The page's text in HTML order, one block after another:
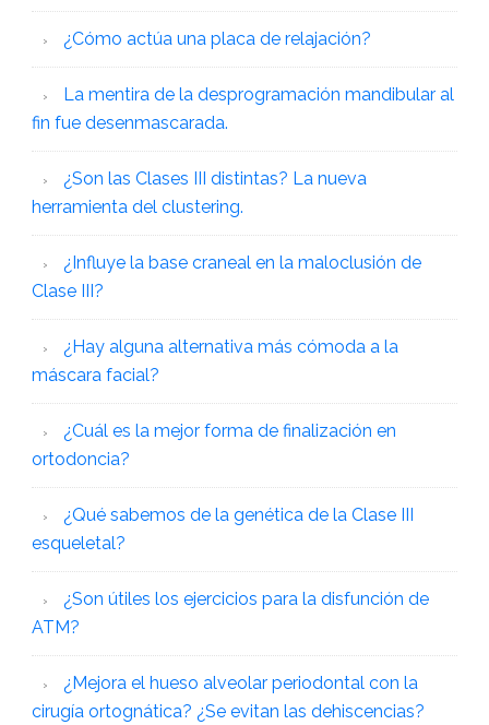
¿Cómo actúa una placa de relajación?
La mentira de la desprogramación mandibular al
fin fue desenmascarada.
¿Son las Clases III distintas? La nueva
herramienta del clustering.
¿Influye la base craneal en la maloclusión de
Clase III?
¿Hay alguna alternativa más cómoda a la
máscara facial?
¿Cuál es la mejor forma de finalización en
ortodoncia?
¿Qué sabemos de la genética de la Clase III
esqueletal?
¿Son útiles los ejercicios para la disfunción de
ATM?
¿Mejora el hueso alveolar periodontal con la
cirugía ortognática? ¿Se evitan las dehiscencias?